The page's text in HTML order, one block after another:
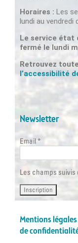
Horaires : Les
lundi au vendredi
Le service état
fermé le lundi
Retrouvez
l’accessibilité
Newsletter
Email *
Les champs
Mentions légales
de